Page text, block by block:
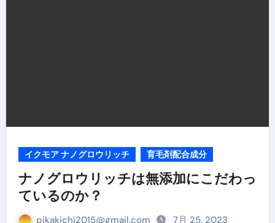
イクモア ナノグロウリッチ 育毛剤配合成分
ナノグロウリッチは無添加にこだわっ
ているのか？
pikakichi2015@gmail.com 7月 25, 2023